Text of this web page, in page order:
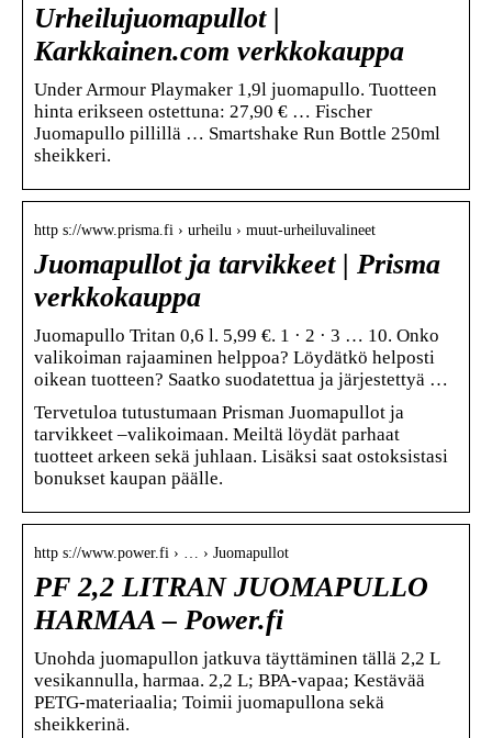
Urheilujuomapullot |
Karkkainen.com verkkokauppa
Under Armour Playmaker 1,9l juomapullo. Tuotteen
hinta erikseen ostettuna: 27,90 € … Fischer
Juomapullo pillillä … Smartshake Run Bottle 250ml
sheikkeri.
http s://www.prisma.fi › urheilu › muut-urheiluvalineet
Juomapullot ja tarvikkeet | Prisma
verkkokauppa
Juomapullo Tritan 0,6 l. 5,99 €. 1 · 2 · 3 … 10. Onko
valikoiman rajaaminen helppoa? Löydätkö helposti
oikean tuotteen? Saatko suodatettua ja järjestettyä …
Tervetuloa tutustumaan Prisman Juomapullot ja
tarvikkeet –valikoimaan. Meiltä löydät parhaat
tuotteet arkeen sekä juhlaan. Lisäksi saat ostoksistasi
bonukset kaupan päälle.
http s://www.power.fi › … › Juomapullot
PF 2,2 LITRAN JUOMAPULLO
HARMAA – Power.fi
Unohda juomapullon jatkuva täyttäminen tällä 2,2 L
vesikannulla, harmaa. 2,2 L; BPA-vapaa; Kestävää
PETG-materiaalia; Toimii juomapullona sekä
sheikkerinä.